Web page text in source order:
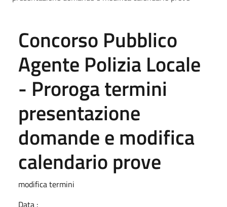
Concorso Pubblico
Agente Polizia Locale
- Proroga termini
presentazione
domande e modifica
calendario prove
modifica termini
Data :